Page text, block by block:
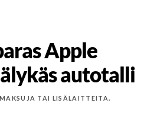
Apple
autotalli
TAI LISÄLAITTEITA.